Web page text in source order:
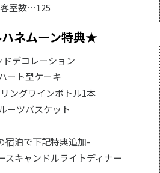
フと、かけがえのない日々が待っていま
客室数…125
ネムーン特典★
デコレーション
ート型ケーキ
ングワインボトル1本
ーツバスケット
宿泊で下記特典追加-
キャンドルライトディナー